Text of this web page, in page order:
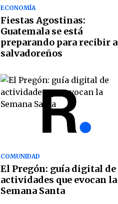
ECONOMÍA
Fiestas Agostinas:
Guatemala se está
preparando para recibir a
salvadoreños
COMUNIDAD
El Pregón: guía digital de
actividades que evocan la
Semana Santa